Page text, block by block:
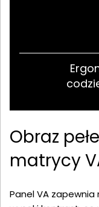
Obraz
matrycy
Panel VA